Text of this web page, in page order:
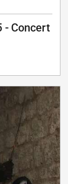
- Concert